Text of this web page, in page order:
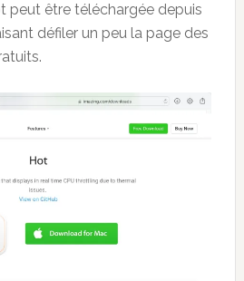
peut être téléchargée depuis
défiler un peu la page des